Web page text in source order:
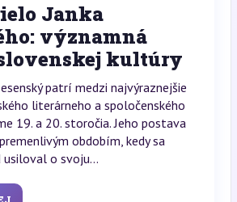
Janka
významná
kultúry
patrí medzi najvýraznejšie
literárneho a spoločenského
19. a 20. storočia. Jeho postava
obdobím, kedy sa
usiloval o svoju...